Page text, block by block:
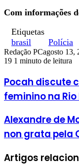
Com informações
Etiquetas
brasil
Polícia
Redação PCagosto 13,
19 1 minuto de leitura
Pocah discute
feminino na
Alexandre de
non grata pela
Artigos